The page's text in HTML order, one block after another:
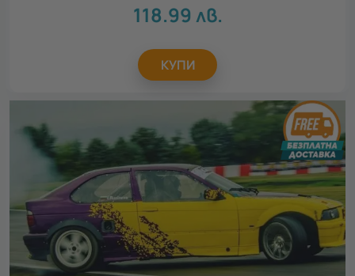
118.99 лв.
КУПИ